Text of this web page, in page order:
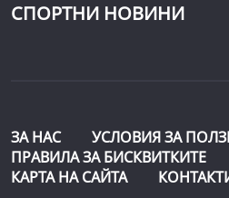
СПОРТНИ НОВИНИ
ЗА НАС
УСЛОВИЯ ЗА
ПРАВИЛА ЗА БИСКВИТКИТЕ
КАРТА НА САЙТА